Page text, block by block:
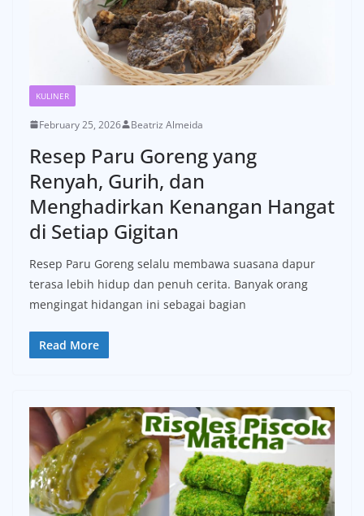
KULINER
February 25, 2026 Beatriz Almeida
Resep Paru Goreng yang
Renyah, Gurih, dan
Menghadirkan Kenangan Hangat
di Setiap Gigitan
Resep Paru Goreng selalu membawa suasana dapur
terasa lebih hidup dan penuh cerita. Banyak orang
mengingat hidangan ini sebagai bagian
Read More